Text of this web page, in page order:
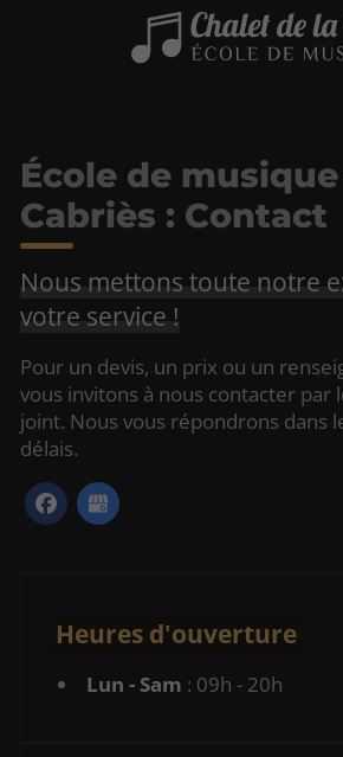
École de musique
Cabriès : Contact
Nous mettons toute notre
votre service !
Pour un devis, un prix ou un
vous invitons à nous contacter par
joint. Nous vous répondrons dans
délais.
Heures d'ouverture
Lun - Sam : 09h - 20h